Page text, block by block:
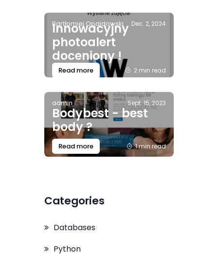
the story of
collaboration with
HSE
Read more
Bartłomiej Opajdowski Dec. 2, 2024
Innowacyjny
photoalert
doceniony !
Read more 2 min read
admin Sept. 15, 2023
Bodybest - best
body ?
Read more 1 min read
Categories
Databases
Python